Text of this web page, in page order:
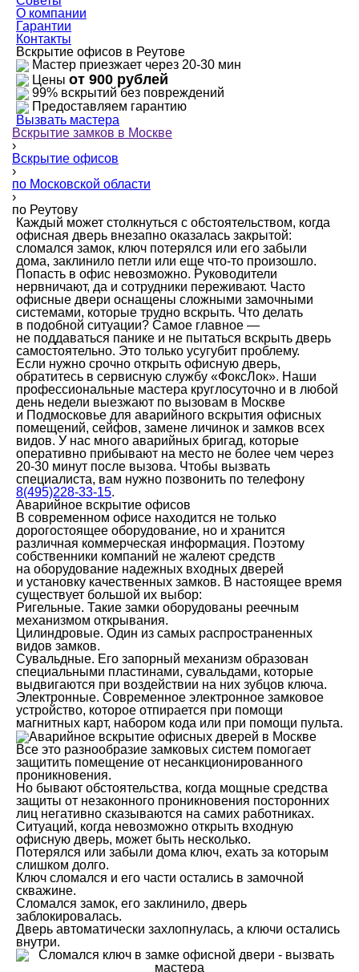
О компании
Гарантии
Контакты
Вскрытие офисов в Реутове
Мастер приезжает через 20-30 мин
Цены от 900 рублей
99% вскрытий без повреждений
Предоставляем гарантию
Вызвать мастера
Вскрытие замков в Москве
›
Вскрытие офисов
›
по Московской области
›
по Реутову
Каждый может столкнуться с обстоятельством, когда
офисная дверь внезапно оказалась закрытой:
сломался замок, ключ потерялся или его забыли
дома, заклинило петли или еще что-то произошло.
Попасть в офис невозможно. Руководители
нервничают, да и сотрудники переживают. Часто
офисные двери оснащены сложными замочными
системами, которые трудно вскрыть. Что делать
в подобной ситуации? Самое главное —
не поддаваться панике и не пытаться вскрыть дверь
самостоятельно. Это только усугубит проблему.
Если нужно срочно открыть офисную дверь,
обратитесь в сервисную службу «ФоксЛок». Наши
профессиональные мастера круглосуточно и в любой
день недели выезжают по вызовам в Москве
и Подмосковье для аварийного вскрытия офисных
помещений, сейфов, замене личинок и замков всех
видов. У нас много аварийных бригад, которые
оперативно прибывают на место не более чем через
20-30 минут после вызова. Чтобы вызвать
специалиста, вам нужно позвонить по телефону
8(495)228-33-15.
Аварийное вскрытие офисов
В современном офисе находится не только
дорогостоящее оборудование, но и хранится
различная коммерческая информация. Поэтому
собственники компаний не жалеют средств
на оборудование надежных входных дверей
и установку качественных замков. В настоящее время
существует большой их выбор:
Ригельные. Такие замки оборудованы реечным
механизмом открывания.
Цилиндровые. Один из самых распространенных
видов замков.
Сувальдные. Его запорный механизм образован
специальными пластинами, сувальдами, которые
выдвигаются при воздействии на них зубцов ключа.
Электронные. Современное электронное замковое
устройство, которое отпирается при помощи
магнитных карт, набором кода или при помощи пульта.
Все это разнообразие замковых систем помогает
защитить помещение от несанкционированного
проникновения.
Но бывают обстоятельства, когда мощные средства
защиты от незаконного проникновения посторонних
лиц негативно сказываются на самих работниках.
Ситуаций, когда невозможно открыть входную
офисную дверь, может быть несколько.
Потерялся или забыли дома ключ, ехать за которым
слишком долго.
Ключ сломался и его части остались в замочной
скважине.
Сломался замок, его заклинило, дверь
заблокировалась.
Дверь автоматически захлопнулась, а ключи остались
внутри.